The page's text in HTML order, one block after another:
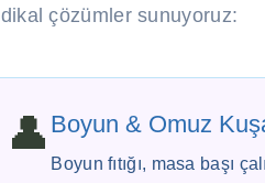
çözümler sunuyoruz:
👤 Boyun & Omuz
Boyun fıtığı, masa başı